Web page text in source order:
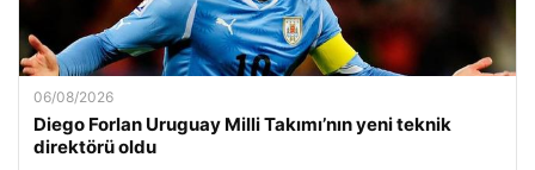
06/08/2026
Diego Forlan Uruguay Milli Takımı’nın yeni teknik
direktörü oldu